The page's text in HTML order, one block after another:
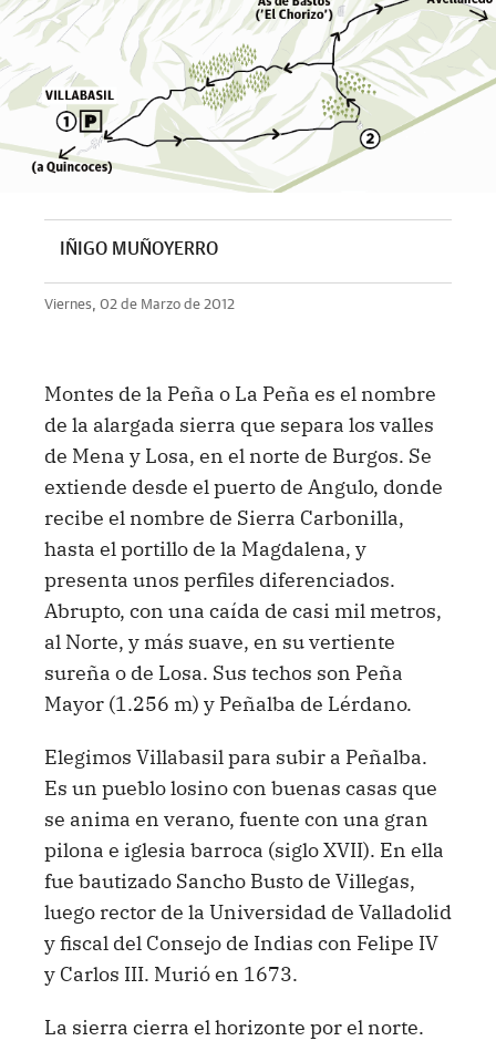
IÑIGO MUÑOYERRO
Viernes, 02 de Marzo de 2012
Montes de la Peña o La Peña es el nombre
de la alargada sierra que separa los valles
de Mena y Losa, en el norte de Burgos. Se
extiende desde el puerto de Angulo, donde
recibe el nombre de Sierra Carbonilla,
hasta el portillo de la Magdalena, y
presenta unos perfiles diferenciados.
Abrupto, con una caída de casi mil metros,
al Norte, y más suave, en su vertiente
sureña o de Losa. Sus techos son Peña
Mayor (1.256 m) y Peñalba de Lérdano.
Elegimos Villabasil para subir a Peñalba.
Es un pueblo losino con buenas casas que
se anima en verano, fuente con una gran
pilona e iglesia barroca (siglo XVII). En ella
fue bautizado Sancho Busto de Villegas,
luego rector de la Universidad de Valladolid
y fiscal del Consejo de Indias con Felipe IV
y Carlos III. Murió en 1673.
La sierra cierra el horizonte por el norte.